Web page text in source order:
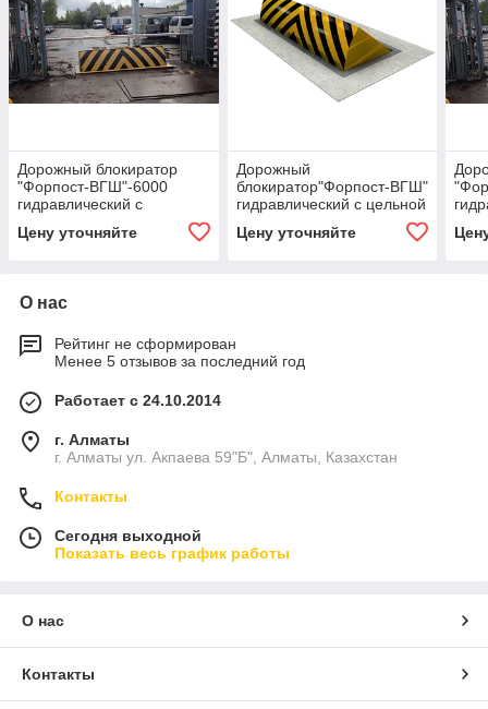
Дорожный блокиратор
"Форпост-ВГШ"-6000
гидравлический с
толщина "боевой" крышки
Цену уточняйте
Дорожный
блокиратор"Форпост-ВГШ"
гидравлический с цельной
толщина "боевой" крышки
Цену уточняйте
О нас
Рейтинг не сформирован
Менее 5 отзывов за последний год
Работает с 24.10.2014
г. Алматы
г. Алматы ул. Акпаева 59"Б", Алматы, Казахстан
Контакты
Сегодня выходной
Показать весь график работы
О нас
Контакты